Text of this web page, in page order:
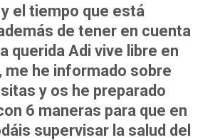
at
s
A
p
p
el tiempo que está
de tener en cuenta
querida Adi vive libre en
me he informado sobre
y os he preparado
6 maneras para que en
supervisar la salud del